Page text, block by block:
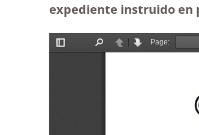
expediente instruido en